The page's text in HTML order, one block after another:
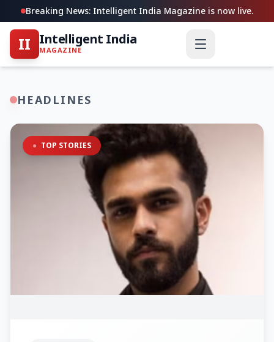
Breaking News: Intelligent India Magazine is now live.
II Intelligent India
MAGAZINE
HEADLINES
● TOP STORIES